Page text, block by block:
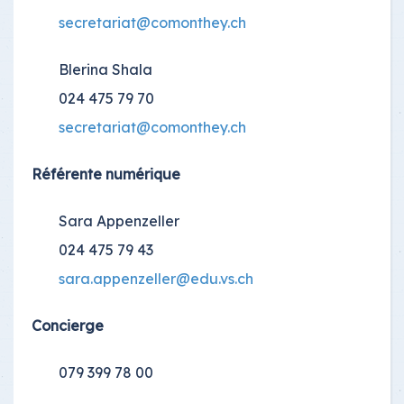
secretariat@comonthey.ch
Blerina Shala
024 475 79 70
secretariat@comonthey.ch
Référente numérique
Sara Appenzeller
024 475 79 43
sara.appenzeller@edu.vs.ch
Concierge
079 399 78 00